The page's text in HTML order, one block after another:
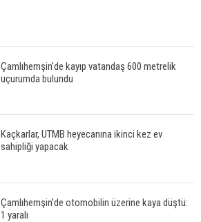
Çamlıhemşin'de kayıp vatandaş 600 metrelik
uçurumda bulundu
Kaçkarlar, UTMB heyecanına ikinci kez ev
sahipliği yapacak
Çamlıhemşin'de otomobilin üzerine kaya düştü:
1 yaralı